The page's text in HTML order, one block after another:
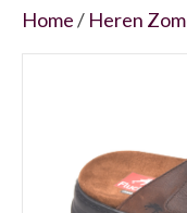
Home/ Heren